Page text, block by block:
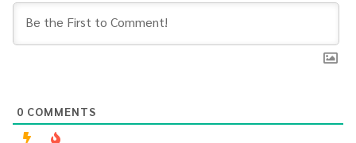
0 COMMENTS